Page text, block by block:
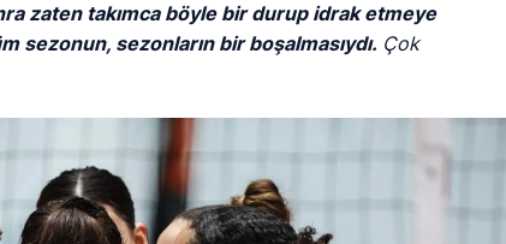
zaten takımca böyle bir durup idrak etmeye
sezonun, sezonların bir boşalmasıydı. Çok